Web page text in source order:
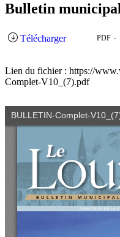
Bulletin
Télécharger PDF
Lien du fichier : https://
Complet-V10_(7).pdf